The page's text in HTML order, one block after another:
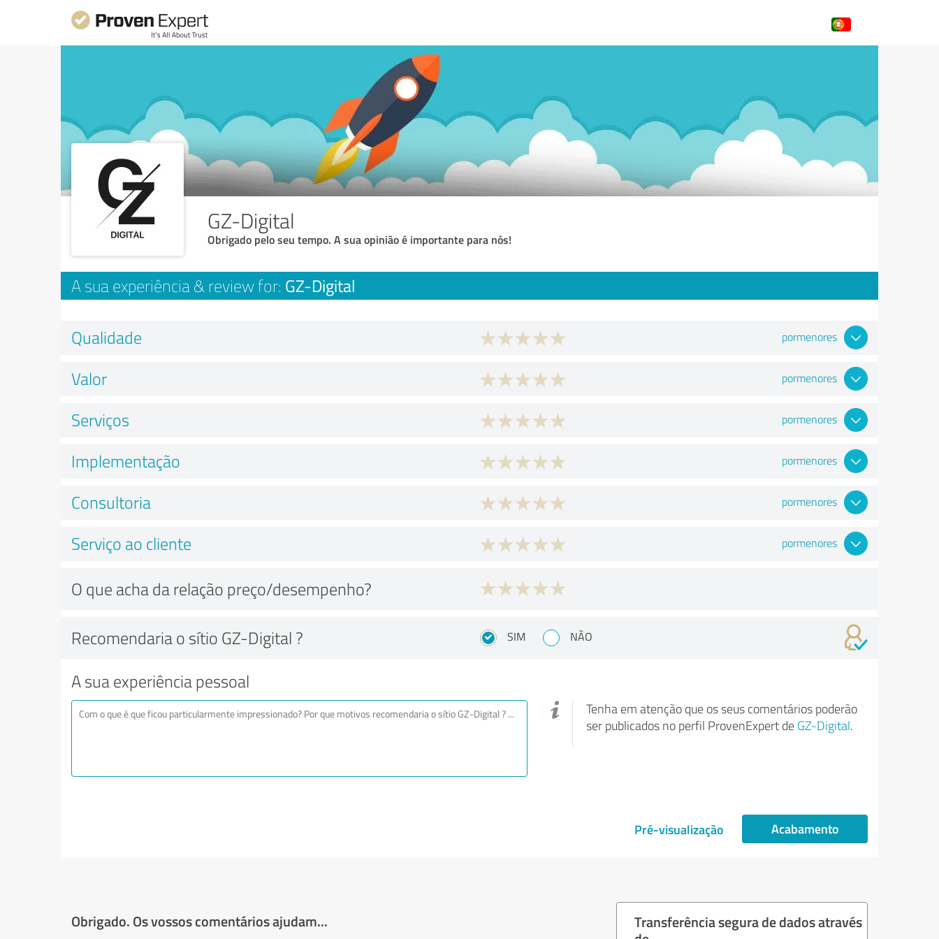
GZ-Digital
Obrigado pelo seu tempo. A sua opinião é importante para nós!
A sua experiência & review for: GZ-Digital
Qualidade pormenores
Valor pormenores
Serviços pormenores
Implementação pormenores
Consultoria pormenores
Serviço ao cliente pormenores
O que acha da relação preço/desempenho?
Recomendaria o sítio GZ-Digital ? SIM NÃO
A sua experiência pessoal
Tenha em atenção que os seus comentários poderão
ser publicados no perfil ProvenExpert de GZ-Digital.
Pré-visualização Acabamento
Obrigado. Os vossos comentários ajudam...
Transferência segura de dados através